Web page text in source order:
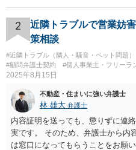
とも不正競争防止法上の問題は生
2
近隣トラブルで営業妨
策相談
#近隣トラブル（隣人・騒音・ペット問題）
#顧問弁護士契約
#個人事業主・フリーラ
2025年8月15日
不動産・住まいに強い弁護士
林 雄大 弁護士
内容証明を送っても、懲りずに連
実です。 そのため、弁護士から内
は窓口になってもらうことをお願